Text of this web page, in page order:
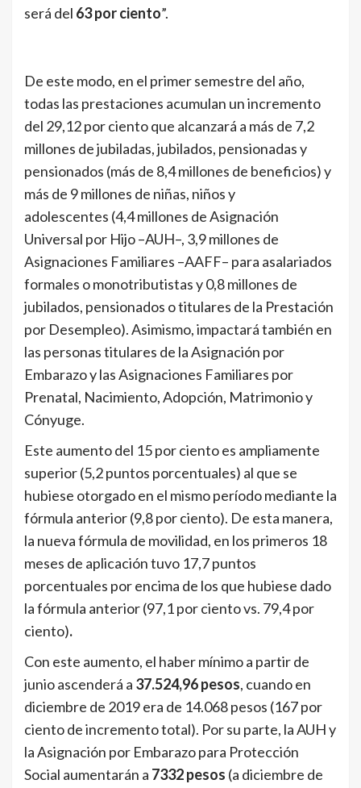
será del 63por ciento”.
De este modo, en el primer semestre del año,
todas las prestaciones acumulan un incremento
del 29,12 por ciento que alcanzará a más de 7,2
millones de jubiladas, jubilados, pensionadas y
pensionados (más de 8,4 millones de beneficios) y
más de 9 millones de niñas, niños y
adolescentes (4,4 millones de Asignación
Universal por Hijo –AUH–, 3,9 millones de
Asignaciones Familiares –AAFF– para asalariados
formales o monotributistas y 0,8 millones de
jubilados, pensionados o titulares de la Prestación
por Desempleo). Asimismo, impactará también en
las personas titulares de la Asignación por
Embarazo y las Asignaciones Familiares por
Prenatal, Nacimiento, Adopción, Matrimonio y
Cónyuge.
Este aumento del 15 por ciento es ampliamente
superior (5,2 puntos porcentuales) al que se
hubiese otorgado en el mismo período mediante la
fórmula anterior (9,8 por ciento). De esta manera,
la nueva fórmula de movilidad, en los primeros 18
meses de aplicación tuvo 17,7 puntos
porcentuales por encima de los que hubiese dado
la fórmula anterior (97,1 por ciento vs. 79,4 por
ciento).
Con este aumento, el haber mínimo a partir de
junio ascenderá a 37.524,96pesos, cuando en
diciembre de 2019 era de 14.068 pesos (167 por
ciento de incremento total). Por su parte, la AUH y
la Asignación por Embarazo para Protección
Social aumentarán a 7332 pesos (a diciembre de